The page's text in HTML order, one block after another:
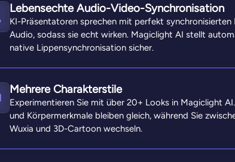
Lebensechte Audio-Video-Synchronisation
KI-Präsentatoren sprechen mit perfekt synchronisierten
Audio, sodass sie echt wirken. Magiclight AI stellt
native Lippensynchronisation sicher.
Mehrere Charakterstile
Experimentieren Sie mit über 20+ Looks in Magiclight
und Körpermerkmale bleiben gleich, während Sie
Wuxia und 3D-Cartoon wechseln.